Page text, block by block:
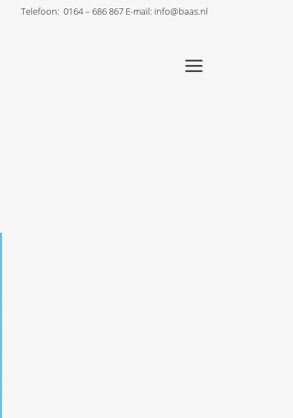
Telefoon: 0164 – 686 867 E-mail: info@baas.nl